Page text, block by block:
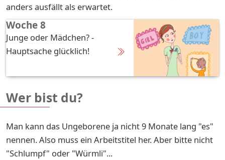
anders ausfällt als erwartet.
Woche 8
Junge oder Mädchen? -
Hauptsache glücklich!
Wer bist du?
Man kann das Ungeborene ja nicht 9 Monate lang "es"
nennen. Also muss ein Arbeitstitel her. Aber bitte nicht
"Schlumpf" oder "Würmli"...